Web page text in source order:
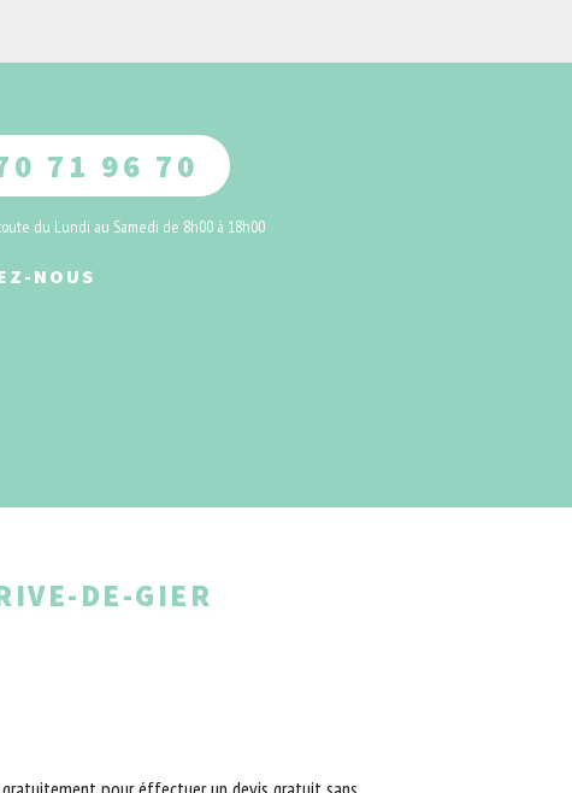
71 96 70
du Lundi au Samedi de 8h00 à 18h00
NOUS
DE-GIER